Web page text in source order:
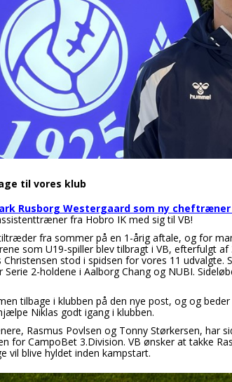
til vores klub
Rusborg Westergaard som ny cheftræner
fra Hobro IK med sig til VB!
fra sommer på en 1-årig aftale, og for
som U19-spiller blev tilbragt i VB, efterfulgt
stod i spidsen for vores 11 udvalgte.
2-holdene i Aalborg Chang og NUBI.
tilbage i klubben på den nye post, og og
Niklas godt igang i klubben.
Rasmus Povlsen og Tonny Størkersen, har
for CampoBet 3.Division. VB ønsker at takke
vil blive hyldet inden kampstart.